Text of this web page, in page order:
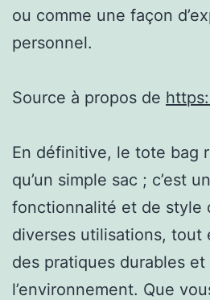
ou comme une façon
personnel.
Source à propos de
En définitive, le tote bag
qu’un simple sac ; c’est
fonctionnalité et de style
diverses utilisations, tout
des pratiques durables
l’environnement. Que